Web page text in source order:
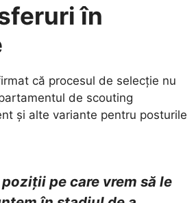
în
că procesul de selecție nu
de scouting
și alte variante pentru posturile
pe care vrem să le